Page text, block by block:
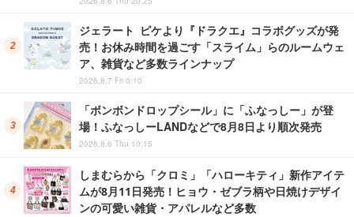
ジェラート ピケより『ドラクエ』コラボグッズが発
売！お休み時間を過ごす「スライム」らのルームウェ
ア、雑貨など多数ラインナップ
2026.8.7 Fri 0:10
「ボンボンドロップシール」に「ふなっしー」が登
場！ふなっしーLANDなどで8月8日より順次発売
2026.8.6 Thu 10:15
しまむらから「クロミ」「ハローキティ」新作アイテ
ムが8月11日発売！ヒョウ・ゼブラ柄や日焼けデザイ
ンの可愛い雑貨・アパレルなど多数